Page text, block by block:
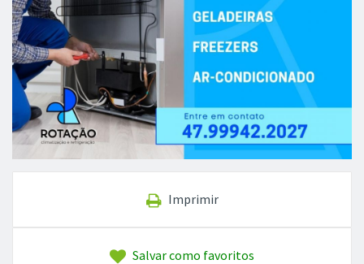
Imprimir
Salvar como favoritos